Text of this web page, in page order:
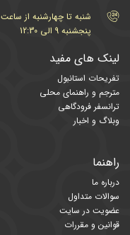
شنبه تا چهارشنبه از ساعت 8:15 الی 21
پنجشنبه 9 الی 12:30
لینک های مفید
تفریحات استانبول
مترجم و راهنمای محلی
ترانسفر فرودگاهی
وبلاگ و اخبار
راهنما
درباره ما
سوالات متداول
عضویت در سایت
قوانین و مقررات